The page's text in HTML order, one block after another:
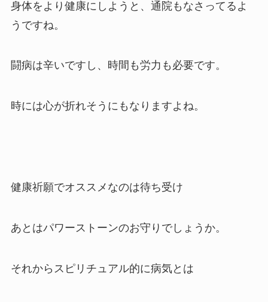
身体をより健康にしようと、通院もなさってるよ
うですね。
闘病は辛いですし、時間も労力も必要です。
時には心が折れそうにもなりますよね。
健康祈願でオススメなのは待ち受け
あとはパワーストーンのお守りでしょうか。
それからスピリチュアル的に病気とは